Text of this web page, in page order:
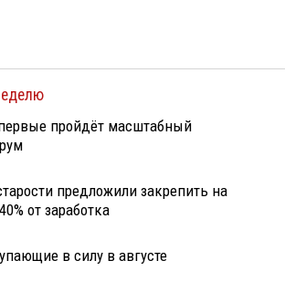
пройдёт масштабный
предложили закрепить на
от заработка
в силу в августе